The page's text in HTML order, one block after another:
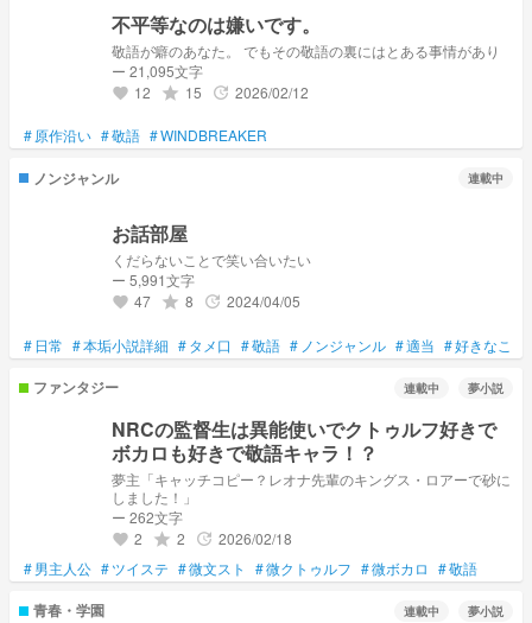
不平等なのは嫌いです。
敬語が癖のあなた。 でもその敬語の裏にはとある事情があり
ー 21,095文字
favorite 12 grade 15 update 2026/02/12
#原作沿い #敬語 #WINDBREAKER
ノンジャンル 連載中
お話部屋
くだらないことで笑い合いたい
ー 5,991文字
favorite 47 grade 8 update 2024/04/05
# 日常 #本垢小説詳細 #タメ口 #敬語 # ノンジャンル #適当 #好きなこと
ファンタジー 連載中 夢小説
NRCの監督生は異能使いでクトゥルフ好きで
ボカロも好きで敬語キャラ！？
夢主「キャッチコピー？レオナ先輩のキングス・ロアーで砂に
しました！」
ー 262文字
favorite 2 grade 2 update 2026/02/18
#男主人公 #ツイステ #微文スト #微クトゥルフ #微ボカロ #敬語
青春・学園 連載中 夢小説